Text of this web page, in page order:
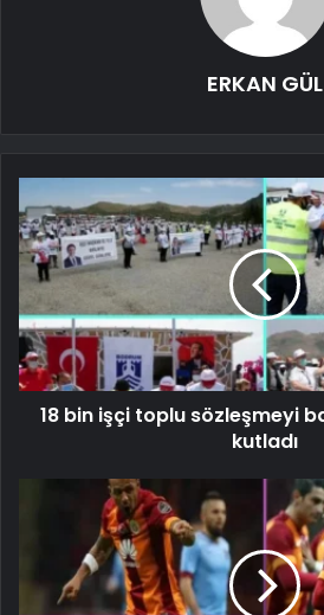
ERKAN GÜL
18 bin işçi toplu sözleşmeyi
kutladı